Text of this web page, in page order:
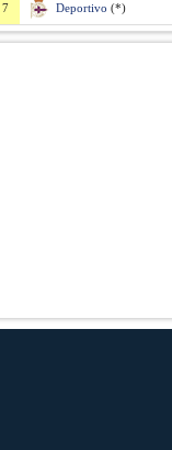
7 Deportivo (*)